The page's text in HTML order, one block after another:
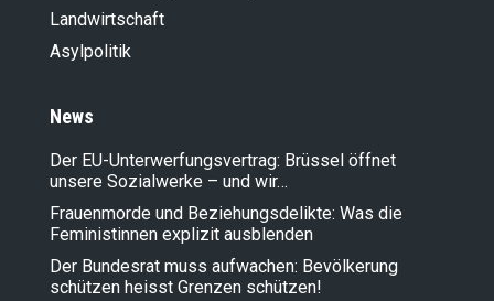
Landwirt­schaft
Asylpolitik
News
Der EU-Unterwerfungsvertrag: Brüssel öffnet
unsere Sozialwerke – und wir…
Frauenmorde und Beziehungsdelikte: Was die
Feministinnen explizit ausblenden
Der Bundesrat muss aufwachen: Bevölkerung
schützen heisst Grenzen schützen!